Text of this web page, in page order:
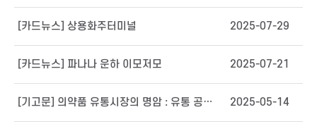
[카드뉴스] 상용화주터미널 2025-07-29
[카드뉴스] 파나나 운하 이모저모 2025-07-21
[기고문] 의약품 유통시장의 명암 : 유통 공룡 도매업체 2025-05-14